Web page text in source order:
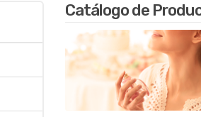
r
Catálogo de